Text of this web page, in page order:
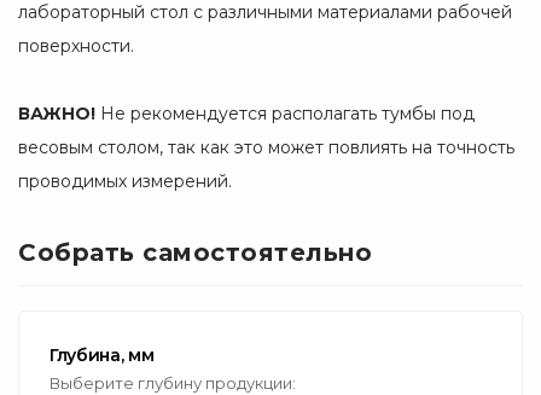
лабораторный стол с различными материалами рабочей
поверхности.
ВАЖНО! Не рекомендуется располагать тумбы под
весовым столом, так как это может повлиять на точность
проводимых измерений.
Собрать самостоятельно
Глубина, мм
Выберите глубину продукции: